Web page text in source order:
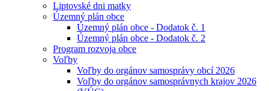
Liptovské dni matky
Územný plán obce
Územný plán obce - Dodatok č. 1
Územný plán obce - Dodatok č. 2
Program rozvoja obce
Voľby
Voľby do orgánov samosprávy obcí 2026
Voľby do orgánov samosprávnych krajov 2026